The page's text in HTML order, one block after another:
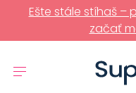
Ešte stále stíhaš –
začať